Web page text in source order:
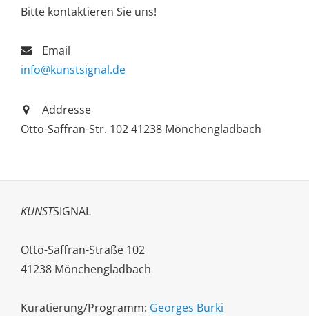
Bitte kontaktieren Sie uns!
Email
info@kunstsignal.de
Addresse
Otto-Saffran-Str. 102 41238 Mönchengladbach
KUNSTSIGNAL
Otto-Saffran-Straße 102
41238 Mönchengladbach
Kuratierung/Programm: Georges Burki